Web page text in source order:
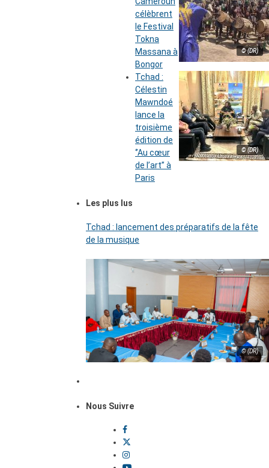
© (DR)
célèbrent
le Festival
Tokna
Massana à
Bongor
© (DR)
Tchad :
Célestin
Mawndoé
lance la
troisième
édition de
‘’Au cœur
de l’art’’ à
Paris
Les plus lus
Tchad : lancement des préparatifs de la fête
de la musique
© (DR)
Nous Suivre